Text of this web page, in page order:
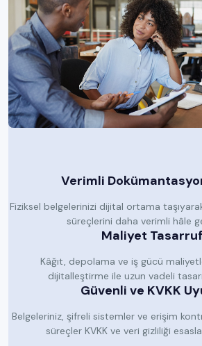
Verimli
Fiziksel belgelerinizi dijital ortama taşıyarak
süreçlerini daha verimli hâle
Maliyet
Kâğıt, depolama ve iş gücü
dijitalleştirme ile uzun vadeli
Güvenli ve KVKK
Belgeleriniz, şifreli sistemler ve erişim
süreçler KVKK ve veri gizliliği